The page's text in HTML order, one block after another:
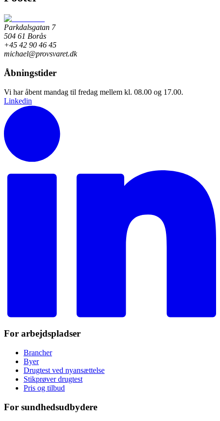
Parkdalsgatan 7
504 61 Borås
+45 42 90 46 45
michael@provsvaret.dk
Åbningstider
Vi har åbent mandag til fredag mellem kl. 08.00 og 17.00.
Linkedin
For arbejdspladser
Brancher
Byer
Drugtest ved nyansættelse
Stikprøver drugtest
Pris og tilbud
For sundhedsudbydere